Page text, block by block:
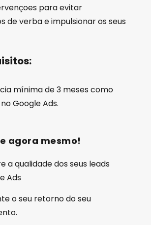
para evitar
de verba e impulsionar os seus
mínima de 3 meses como
Google Ads.
agora mesmo!
a qualidade dos seus leads
Ads
o seu retorno do seu